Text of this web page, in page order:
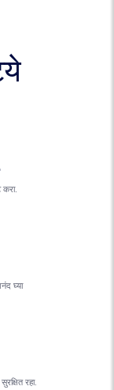
करा.
घ्या
रहा.